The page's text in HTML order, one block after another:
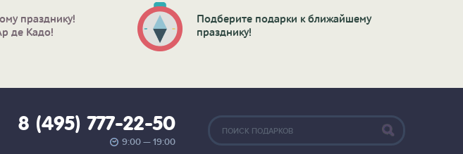
празднику!
де Кадо!
Подберите подарки к ближайшему
празднику!
8 (495) 777-22-50
9:00 — 19:00